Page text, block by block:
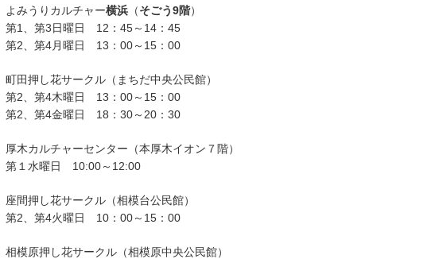
よみうりカルチャー横浜（そごう9階）
第1、第3日曜日 12：45～14：45
第2、第4月曜日 13：00～15：00
町田押し花サークル（まちだ中央公民館）
第2、第4木曜日 13：00～15：00
第2、第4金曜日 18：30～20：30
厚木カルチャーセンター（本厚木イオン７階）
第１水曜日 10:00～12:00
座間押し花サークル（相模台公民館）
第2、第4火曜日 10：00～15：00
相模原押し花サークル（相模原中央公民館）